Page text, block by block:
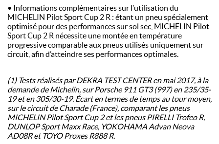
• Informations complémentaires sur l’utilisation du
MICHELIN Pilot Sport Cup 2 R : étant un pneu spécialement
optimisé pour des performances sur sol sec, MICHELIN Pilot
Sport Cup 2 R nécessite une montée en température
progressive comparable aux pneus utilisés uniquement sur
circuit, afin d’atteindre ses performances optimales.
(1) Tests réalisés par DEKRA TEST CENTER en mai 2017, à la
demande de Michelin, sur Porsche 911 GT3 (997) en 235/35-
19 et en 305/30-19. Écart en termes de temps au tour moyen,
sur le circuit de Charade (France), comparant les pneus
MICHELIN Pilot Sport Cup 2 et les pneus PIRELLI Trofeo R,
DUNLOP Sport Maxx Race, YOKOHAMA Advan Neova
AD08R et TOYO Proxes R888 R.